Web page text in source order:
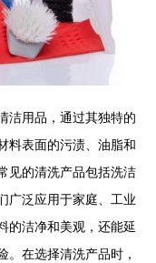
洁用品，通过其独特的
料表面的污渍、油脂和
见的清洗产品包括洗洁
广泛应用于家庭、工业
的洁净和美观，还能延
。在选择清洗产品时，